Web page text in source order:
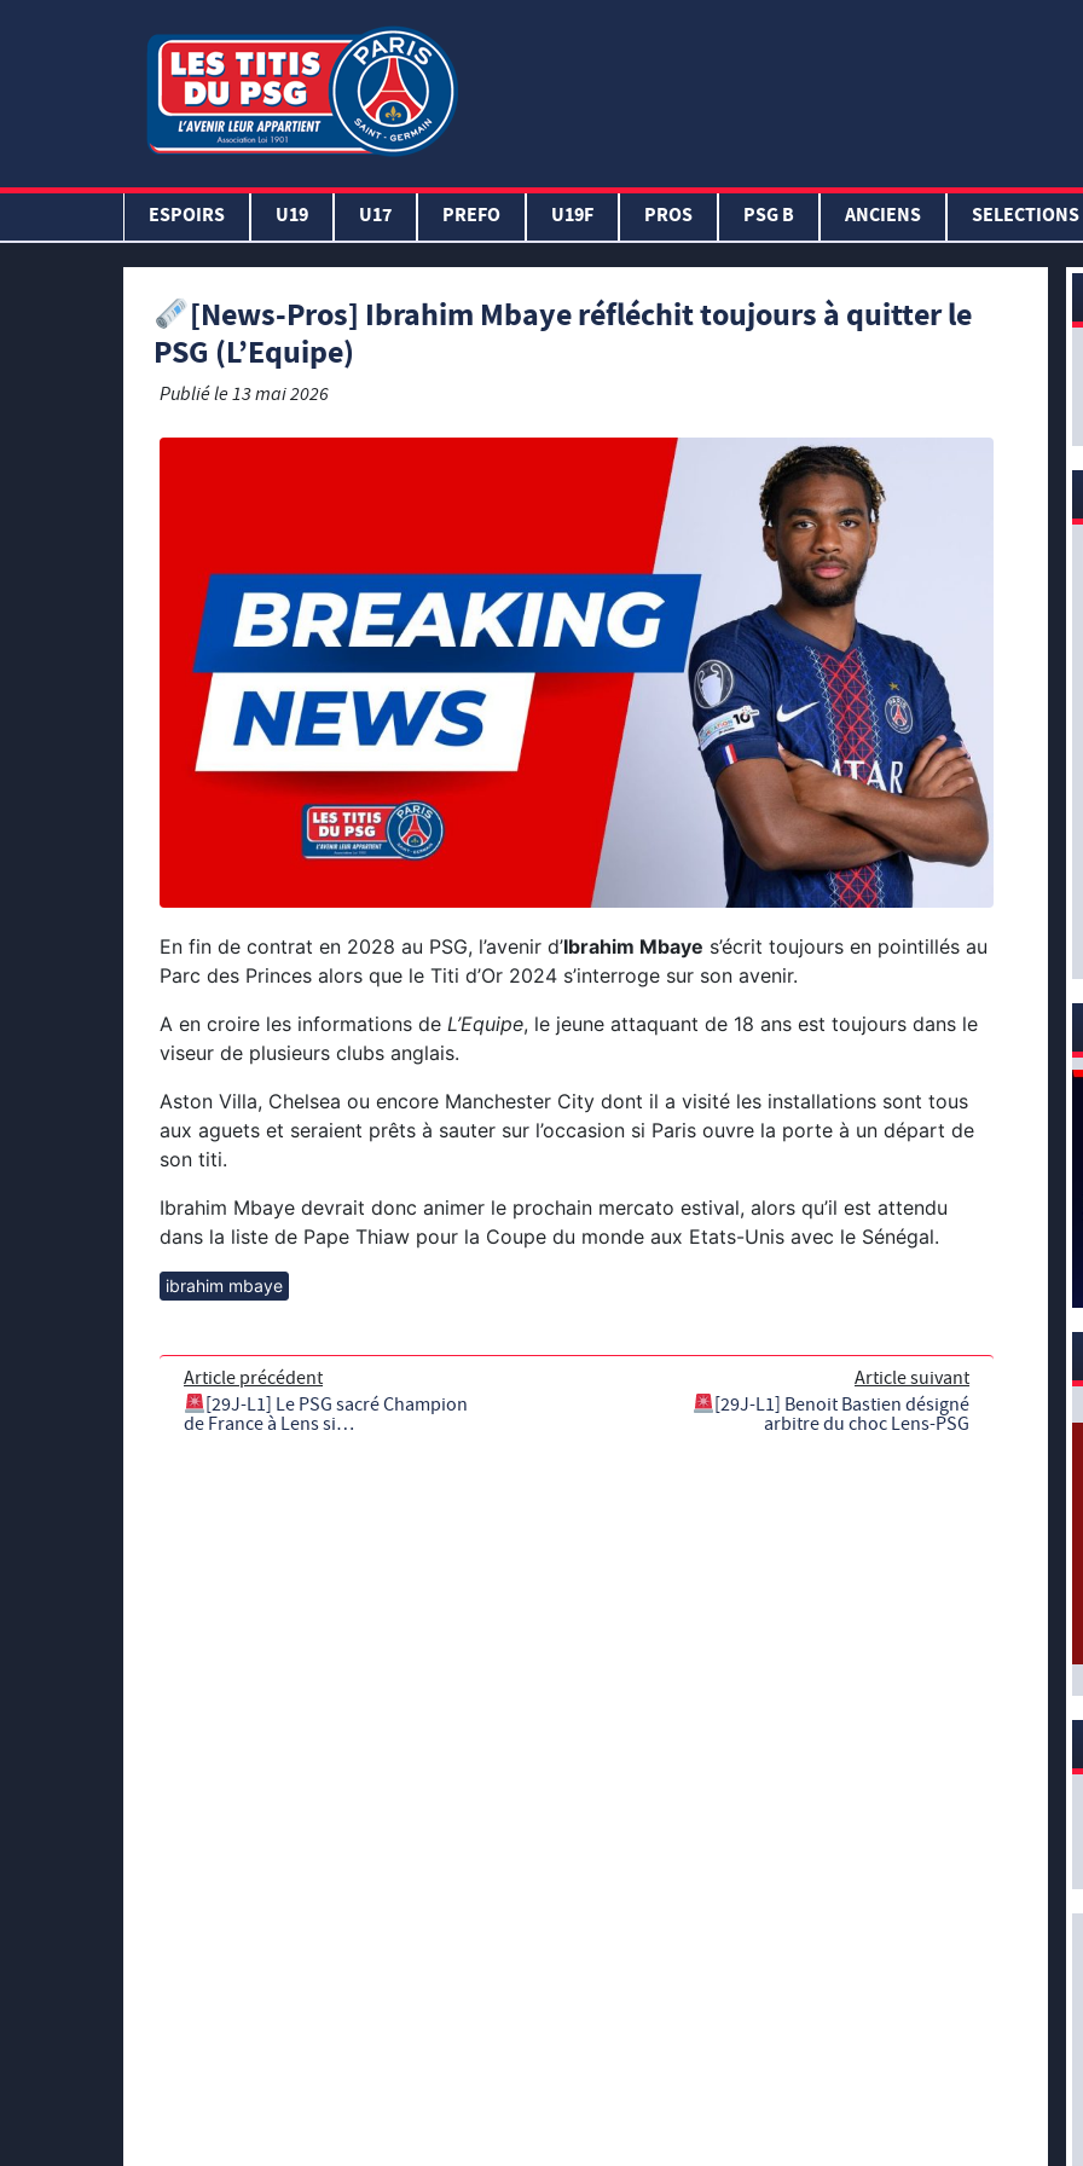
ESPOIRS U19 U17 PREFO U19F PROS PSG B ANCIENS SELECTIONS
[News-Pros] Ibrahim Mbaye réfléchit toujours à quitter le
PSG (L’Equipe)
Publié le13 mai 2026
En fin de contrat en 2028 au PSG, l’avenir d’Ibrahim Mbaye s’écrit toujours en pointillés au
Parc des Princes alors que le Titi d’Or 2024 s’interroge sur son avenir.
A en croire les informations de L’Equipe, le jeune attaquant de 18 ans est toujours dans le
viseur de plusieurs clubs anglais.
Aston Villa, Chelsea ou encore Manchester City dont il a visité les installations sont tous
aux aguets et seraient prêts à sauter sur l’occasion si Paris ouvre la porte à un départ de
son titi.
Ibrahim Mbaye devrait donc animer le prochain mercato estival, alors qu’il est attendu
dans la liste de Pape Thiaw pour la Coupe du monde aux Etats-Unis avec le Sénégal.
ibrahim mbaye
Article précédent
[29J-L1] Le PSG sacré Champion
de France à Lens si…
Article suivant
[29J-L1] Benoit Bastien désigné
arbitre du choc Lens-PSG